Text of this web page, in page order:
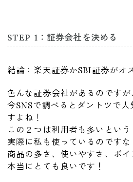
STEP 1：証券会社を決める
結論：楽天証券かSBI証券がオ
色んな証券会社があるのですが
今SNSで調べるとダントツで
すよね！
この２つは利用者も多いという
実際に私も使っているのですな
商品の多さ、使いやすさ、ポ
本当にとても良いです！